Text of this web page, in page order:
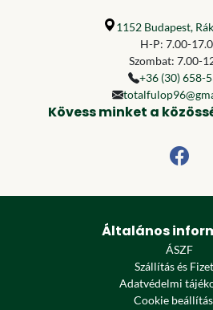
1152 Budapest,
H-P: 7.00-
Szombat: 7.00-
+36 (30) 658-
Kövess minket a
Általános
ÁSZF
Szállítás és
Adatvédelmi
Cookie